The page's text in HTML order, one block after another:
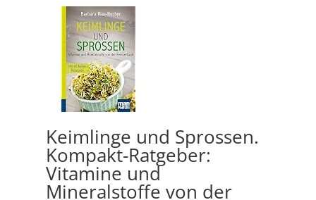
Keimlinge und Sprossen.
Kompakt-Ratgeber:
Vitamine und
Mineralstoffe von der